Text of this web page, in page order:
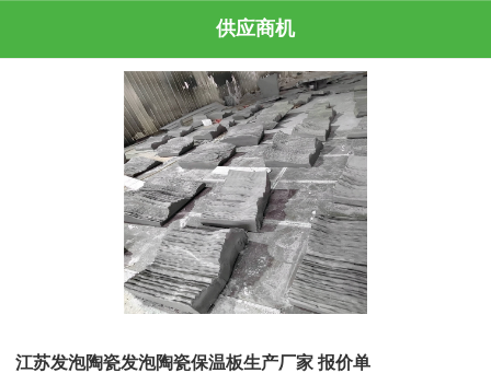
供应商机
江苏发泡陶瓷发泡陶瓷保温板生产厂家 报价单